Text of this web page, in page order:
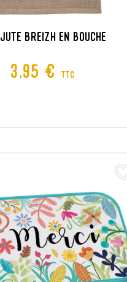
BREIZH EN BOUCHE
Prix
3,95 €TTC